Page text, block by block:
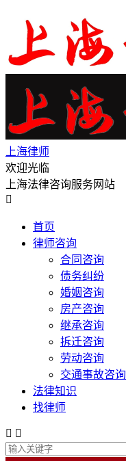
上海律师
欢迎光临
上海法律咨询服务网站

首页
律师咨询
合同咨询
债务纠纷
婚姻咨询
房产咨询
继承咨询
拆迁咨询
劳动咨询
交通事故咨询
法律知识
找律师
 